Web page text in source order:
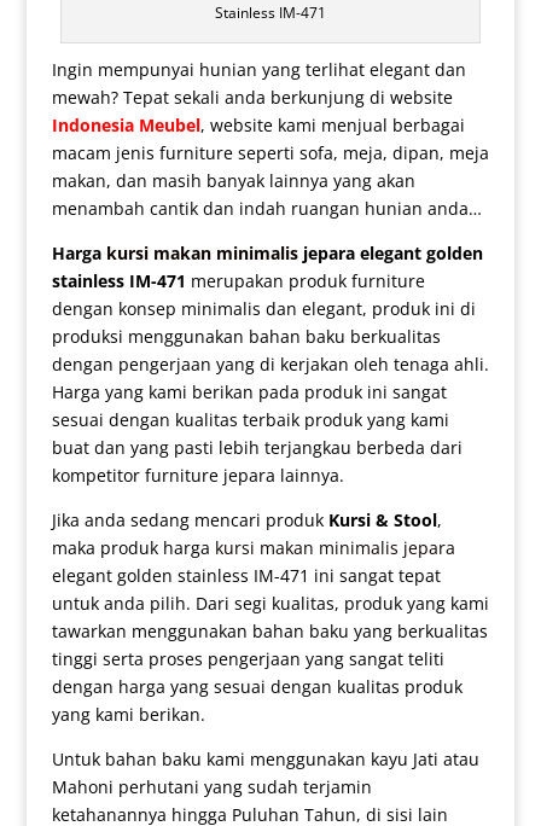
Stainless IM-471
Ingin mempunyai hunian yang terlihat elegant dan
mewah? Tepat sekali anda berkunjung di website
Indonesia Meubel, website kami menjual berbagai
macam jenis furniture seperti sofa, meja, dipan, meja
makan, dan masih banyak lainnya yang akan
menambah cantik dan indah ruangan hunian anda…
Harga kursi makan minimalisjepara elegant golden
stainless IM-471 merupakan produk furniture
dengan konsep minimalis dan elegant, produk ini di
produksi menggunakan bahan baku berkualitas
dengan pengerjaan yang di kerjakan oleh tenaga ahli.
Harga yang kami berikan pada produk ini sangat
sesuai dengan kualitas terbaik produk yang kami
buat dan yang pasti lebih terjangkau berbeda dari
kompetitor furniture jepara lainnya.
Jika anda sedang mencari produk Kursi & Stool,
maka produk harga kursi makan minimalis jepara
elegant golden stainless IM-471 ini sangat tepat
untuk anda pilih. Dari segi kualitas, produk yang kami
tawarkan menggunakan bahan baku yang berkualitas
tinggi serta proses pengerjaan yang sangat teliti
dengan harga yang sesuai dengan kualitas produk
yang kami berikan.
Untuk bahan baku kami menggunakan kayu Jati atau
Mahoni perhutani yang sudah terjamin
ketahanannya hingga Puluhan Tahun, di sisi lain